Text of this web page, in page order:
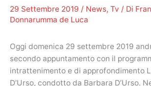
29 Settembre 2019 / News, Tv / Di
Donnarumma de Luca
Oggi domenica 29 settembre 2019
secondo appuntamento con il
intrattenimento e di approfondimento
D’Urso, condotto da Barbara D’Urso.